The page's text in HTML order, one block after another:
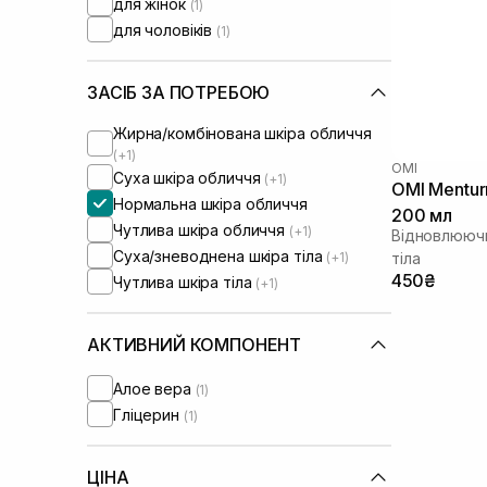
(1)
для чоловіків (1)
ЗАСІБ ЗА ПОТРЕБОЮ
Жирна/комбінована шкіра обличчя
(+1)
Суха шкіра обличчя (+1)
Нормальна шкіра обличчя
Чутлива шкіра обличчя (+1)
Суха/зневоднена шкіра тіла (+1)
Чутлива шкіра тіла (+1)
АКТИВНИЙ КОМПОНЕНТ
Алое вера (1)
Гліцерин (1)
ЦІНА
OMI
OMI
200 мл
тіла
450₴